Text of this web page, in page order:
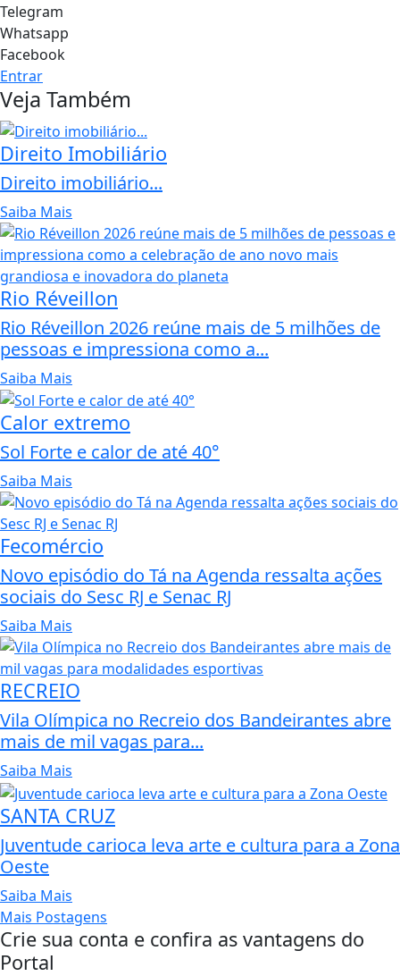
Telegram
Whatsapp
Facebook
Entrar
Veja Também
Direito Imobiliário
Direito imobiliário...
Saiba Mais
Rio Réveillon
Rio Réveillon 2026 reúne mais de 5 milhões de
pessoas e impressiona como a...
Saiba Mais
Calor extremo
Sol Forte e calor de até 40°
Saiba Mais
Fecomércio
Novo episódio do Tá na Agenda ressalta ações
sociais do Sesc RJ e Senac RJ
Saiba Mais
RECREIO
Vila Olímpica no Recreio dos Bandeirantes abre
mais de mil vagas para...
Saiba Mais
SANTA CRUZ
Juventude carioca leva arte e cultura para a Zona
Oeste
Saiba Mais
Mais Postagens
Crie sua conta e confira as vantagens do
Portal